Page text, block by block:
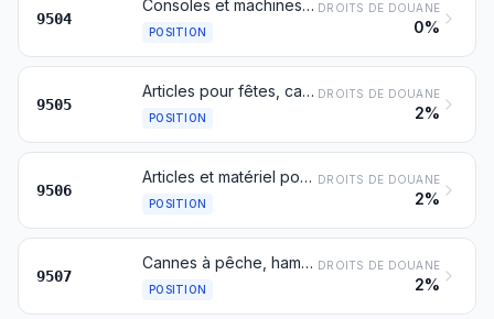
9504
Consoles et machines de jeux vidéo, jeux de société, y compris les jeux à moteur ou à mouvement, les billards, les tables spéciales pour jeux de casino, les jeux de quilles automatiques (bowlings, par exemple), les jeux fonctionnant par l’introduction d’une pièce de monnaie, d’un billet de banque, d’une carte bancaire, d’un jeton ou par tout autre moyen de paiement
POSITION
DROITS DE DOUANE
0%
9505
Articles pour fêtes, carnaval ou autres divertissements, y compris les articles de magie et articles-surprises
POSITION
DROITS DE DOUANE
2%
9506
Articles et matériel pour la culture physique, la gymnastique, l'athlétisme, les autres sports (y compris le tennis de table) ou les jeux de plein air, non dénommés ni compris ailleurs dans le présent chapitre; piscines et pataugeoires
POSITION
DROITS DE DOUANE
2%
9507
Cannes à pêche, hameçons et autres articles pour la pêche à la ligne; épuisettes pour tous usages; leurres (autres que ceux des nos 9208 ou 9705) et articles de chasse similaires
POSITION
DROITS DE DOUANE
2%